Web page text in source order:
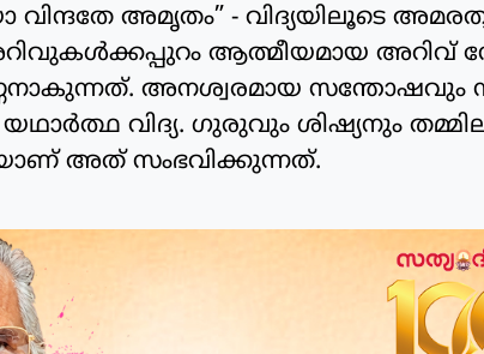
വിന്ദതേ അമൃതം” - വിദ്യയിലൂടെ
ആത്മീയമായ അറിവ്
അനശ്വരമായ സന്തോഷവും
വിദ്യ. ഗുരുവും ശിഷ്യനും
അത് സംഭവിക്കുന്നത്.